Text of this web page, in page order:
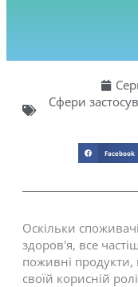
Сфери
Facebook
Оскільки
здоров'я, все
поживні продукти,
своїй корисній